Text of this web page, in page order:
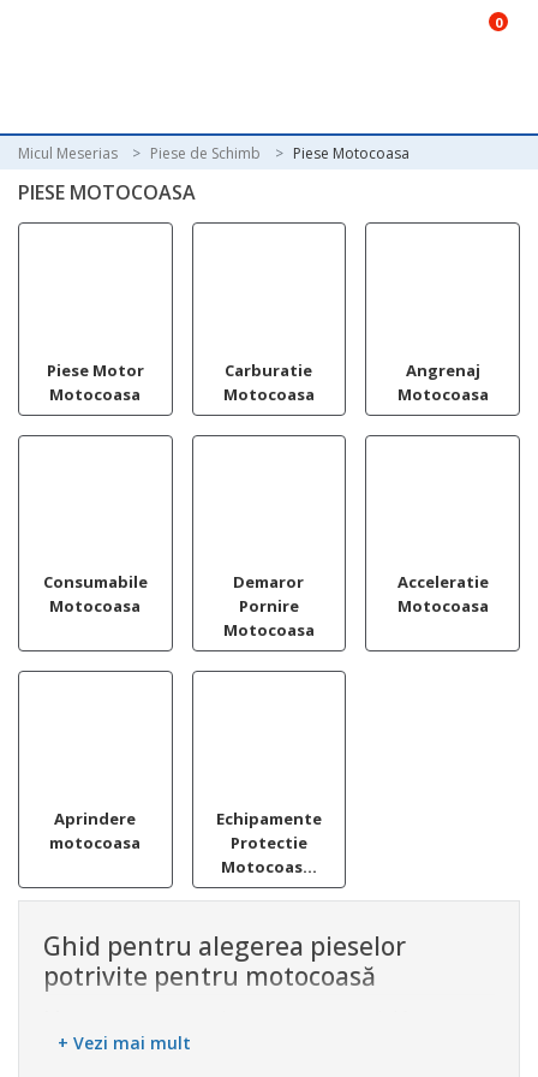
0
Micul Meserias Piese de Schimb Piese Motocoasa
PIESE MOTOCOASA
Piese Motor
Motocoasa
Carburatie
Motocoasa
Angrenaj
Motocoasa
Consumabile
Motocoasa
Demaror
Pornire
Motocoasa
Acceleratie
Motocoasa
Aprindere
motocoasa
Echipamente
Protectie
Motocoas...
Ghid pentru alegerea pieselor
potrivite pentru motocoasă
întreținerea grădinilor și a spațiilor verzi, oferind
+ Vezi mai mult